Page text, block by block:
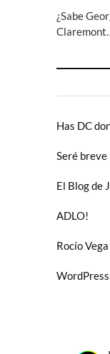
¿Sabe
Has DC
Seré breve
El Blog de
ADLO!
Rocío Vega